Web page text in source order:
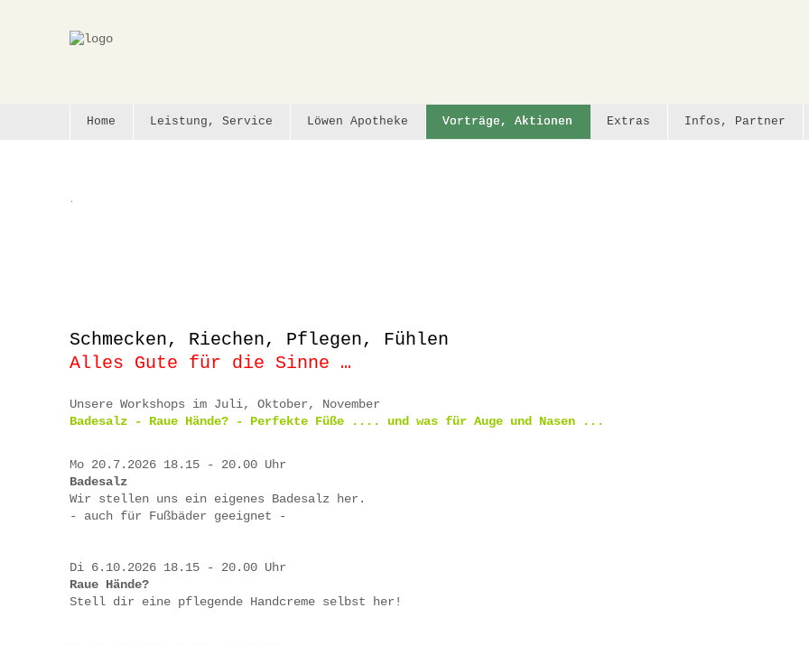
Leistung, Service
Vorträge, Aktionen
Impressum
Datenschutz
Home Leistung, Service Löwen Apotheke Vorträge, Aktionen Extras Infos, Partner
.
Schmecken, Riechen, Pflegen, Fühlen
Alles Gute für die Sinne …
Unsere Workshops im Juli, Oktober, November
Badesalz - Raue Hände? - Perfekte Füße .... und was für Auge und Nasen ...
Mo 20.7.2026 18.15 - 20.00 Uhr
Badesalz
Wir stellen uns ein eigenes Badesalz her.
- auch für Fußbäder geeignet -
Di 6.10.2026 18.15 - 20.00 Uhr
Raue Hände?
Stell dir eine pflegende Handcreme selbst her!